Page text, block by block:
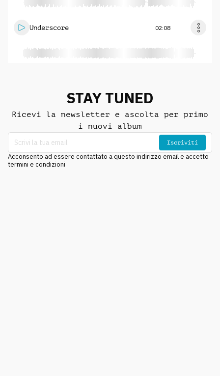
Underscore 02:08
STAY TUNED
Ricevi la newsletter e ascolta per primo
i nuovi album
Iscriviti
Acconsento ad essere contattato a questo indirizzo email e accetto
termini e condizioni